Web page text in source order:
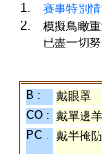
1.
賽事特別情
2.
模擬鳥瞰
已盡一切
B : 戴眼罩
CO : 戴單邊
PC : 戴半掩